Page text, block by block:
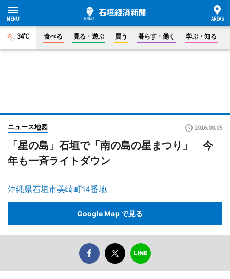
34°C 食べる 見る・遊ぶ 買う 暮らす・働く 学ぶ・知る
ニュース地図 2016.08.05
「星の島」石垣で「南の島の星まつり」 今
年も一斉ライトダウン
沖縄県石垣市美崎町14番地
Google Map で見る